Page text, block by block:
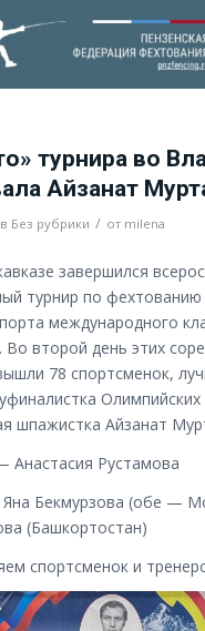
турнира во
Айзанат
в Без рубрики / от milena
завершился
турнир по фехтованию
международного
Во второй день этих
78 спортсменок,
Олимпийских
шпажистка Айзанат
Анастасия Рустамова
Бекмурзова (обе —
(Башкортостан)
спортсменок и